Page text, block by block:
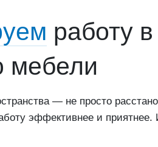
работу
мебели
— не просто
эффективнее и